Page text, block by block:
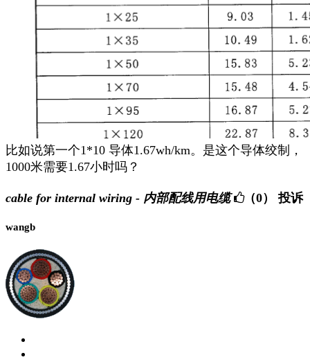
比如说第一个1*10 导体1.67wh/km。是这个导体绞制，
1000米需要1.67小时吗？
cable for internal wiring - 内部配线用电缆 （0） 投诉
wangb